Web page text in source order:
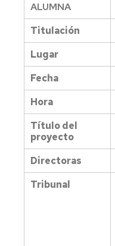
ALUMNA
Titulación
Lugar
Fecha
Hora
Título del
proyecto
Directoras
Tribunal